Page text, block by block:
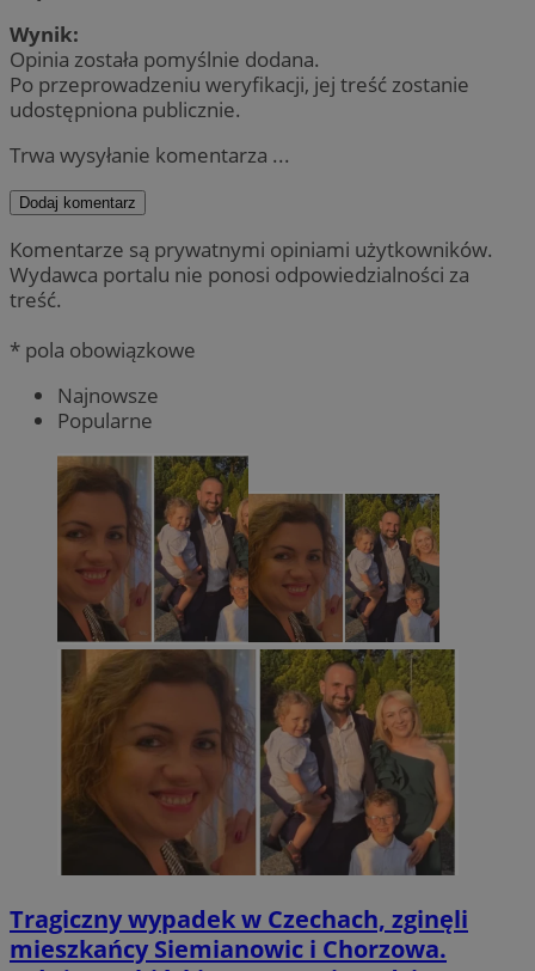
Wynik:
Opinia została pomyślnie dodana.
Po przeprowadzeniu weryfikacji, jej treść zostanie
udostępniona publicznie.
Trwa wysyłanie komentarza ...
Dodaj komentarz
Komentarze są prywatnymi opiniami użytkowników.
Wydawca portalu nie ponosi odpowiedzialności za
treść.
* pola obowiązkowe
Najnowsze
Popularne
Tragiczny wypadek w Czechach, zginęli
mieszkańcy Siemianowic i Chorzowa.